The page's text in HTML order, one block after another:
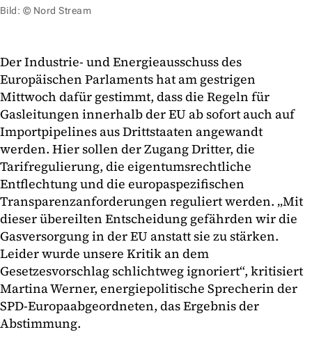
Bild: © Nord Stream
Der Industrie- und Energieausschuss des
Europäischen Parlaments hat am gestrigen
Mittwoch dafür gestimmt, dass die Regeln für
Gasleitungen innerhalb der EU ab sofort auch auf
Importpipelines aus Drittstaaten angewandt
werden. Hier sollen der Zugang Dritter, die
Tarifregulierung, die eigentumsrechtliche
Entflechtung und die europaspezifischen
Transparenzanforderungen reguliert werden. „Mit
dieser übereilten Entscheidung gefährden wir die
Gasversorgung in der EU anstatt sie zu stärken.
Leider wurde unsere Kritik an dem
Gesetzesvorschlag schlichtweg ignoriert“, kritisiert
Martina Werner, energiepolitische Sprecherin der
SPD-Europaabgeordneten, das Ergebnis der
Abstimmung.